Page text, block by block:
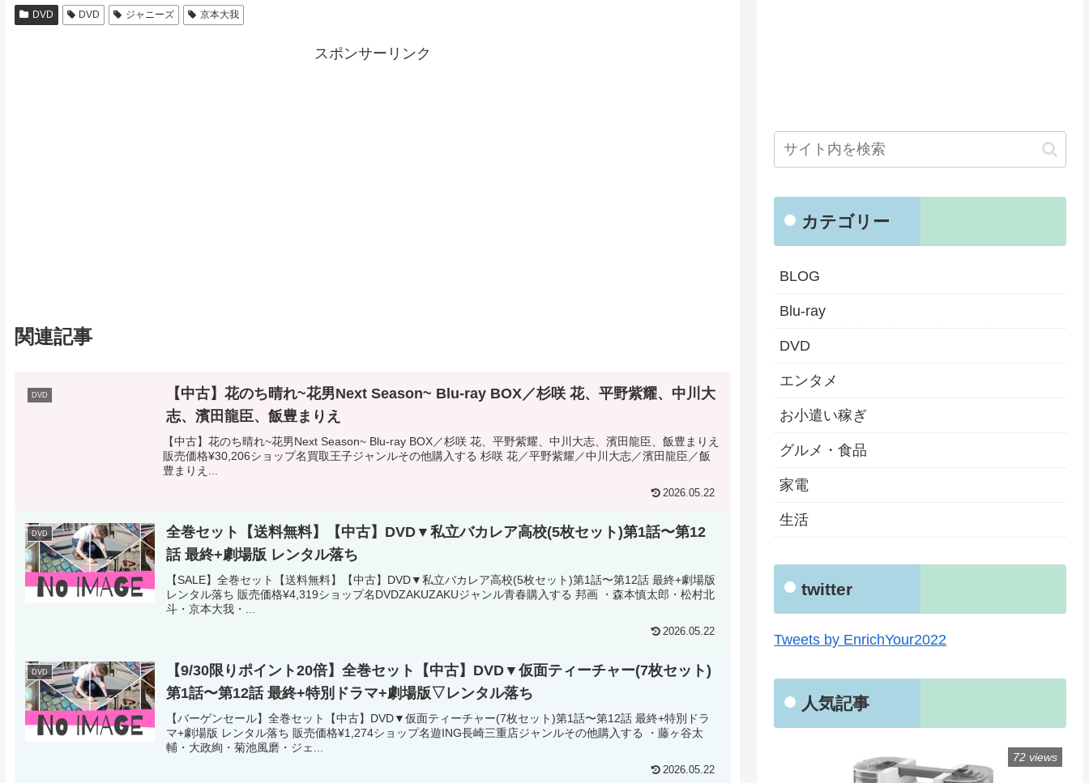
DVD DVD ジャニーズ 京本大我
スポンサーリンク
関連記事
DVD
【中古】花のち晴れ~花男Next Season~ Blu-ray BOX／杉咲 花、平野紫耀、中川大
志、濱田龍臣、飯豊まりえ
【中古】花のち晴れ~花男Next Season~ Blu-ray BOX／杉咲 花、平野紫耀、中川大志、濱田龍臣、飯豊まりえ
販売価格¥30,206ショップ名買取王子ジャンルその他購入する 杉咲 花／平野紫耀／中川大志／濱田龍臣／飯
豊まりえ...
2026.05.22
DVD
全巻セット【送料無料】【中古】DVD▼私立バカレア高校(5枚セット)第1話〜第12
話 最終+劇場版 レンタル落ち
【SALE】全巻セット【送料無料】【中古】DVD▼私立バカレア高校(5枚セット)第1話〜第12話 最終+劇場版
レンタル落ち 販売価格¥4,319ショップ名DVDZAKUZAKUジャンル青春購入する 邦画 ・森本慎太郎・松村北
斗・京本大我・...
2026.05.22
DVD
【9/30限りポイント20倍】全巻セット【中古】DVD▼仮面ティーチャー(7枚セット)
第1話〜第12話 最終+特別ドラマ+劇場版▽レンタル落ち
【バーゲンセール】全巻セット【中古】DVD▼仮面ティーチャー(7枚セット)第1話〜第12話 最終+特別ドラ
マ+劇場版 レンタル落ち 販売価格¥1,274ショップ名遊ING長崎三重店ジャンルその他購入する ・藤ヶ谷太
輔・大政絢・菊池風磨・ジェ...
2026.05.22
カテゴリー
BLOG
Blu-ray
DVD
エンタメ
お小遣い稼ぎ
グルメ・食品
家電
生活
twitter
Tweets by EnrichYour2022
人気記事
72 views